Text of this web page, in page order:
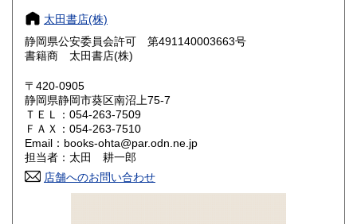
奈良県 350円 和歌山県
岡山県 350円
山口県 350円 徳島県
香川県 350円
太田書店(株)
静岡県公安委員会許可 第491140003663号
書籍商 太田書店(株)
〒420-0905
静岡県静岡市葵区南沼上75-7
ＴＥＬ：054-263-7509
ＦＡＸ：054-263-7510
Email：books-ohta@par.odn.ne.jp
担当者：太田 耕一郎
店舗へのお問い合わせ